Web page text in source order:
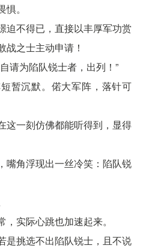
。
迫不得已，直接以丰厚军功赏
战之士主动申请！
请为陷队锐士者，出列！”
暂沉默。偌大军阵，落针可
这一刻仿佛都能听得到，显得
嘴角浮现出一丝冷笑：陷队锐
实际心跳也加速起来。
是挑选不出陷队锐士，且不说